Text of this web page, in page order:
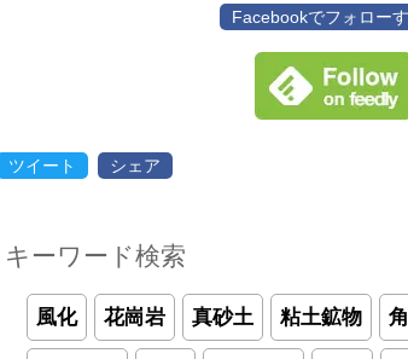
Facebookでフォロー
ツイート シェア
キーワード検索
風化 花崗岩 真砂土 粘土鉱物